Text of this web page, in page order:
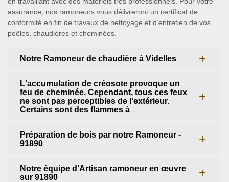
assurance, nos ramoneurs vous délivreront un certificat de
conformité en fin de travaux de nettoyage et d’entretien de vos
poêles, chaudières et cheminées.
Notre Ramoneur de chaudière à Videlles
L'accumulation de créosote provoque un
feu de cheminée. Cependant, tous ces feux
ne sont pas perceptibles de l'extérieur.
Certains sont des flammes à
Préparation de bois par notre Ramoneur -
91890
Notre équipe d’Artisan ramoneur en œuvre
sur 91890